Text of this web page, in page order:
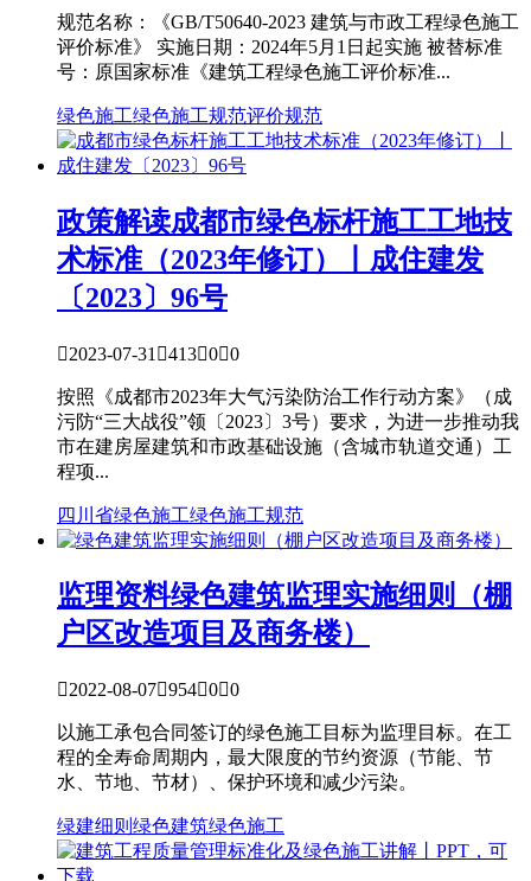
规范名称：《GB/T50640-2023 建筑与市政工程绿色施工
评价标准》 实施日期：2024年5月1日起实施 被替标准
号：原国家标准《建筑工程绿色施工评价标准...
绿色施工绿色施工规范评价规范
政策解读成都市绿色标杆施工工地技
术标准（2023年修订）丨成住建发
〔2023〕96号
2023-07-31 41300
按照《成都市2023年大气污染防治工作行动方案》（成
污防“三大战役”领〔2023〕3号）要求，为进一步推动我
市在建房屋建筑和市政基础设施（含城市轨道交通）工
程项...
四川省绿色施工绿色施工规范
监理资料绿色建筑监理实施细则（棚
户区改造项目及商务楼）
2022-08-0795400
以施工承包合同签订的绿色施工目标为监理目标。在工
程的全寿命周期内，最大限度的节约资源（节能、节
水、节地、节材）、保护环境和减少污染。
绿建细则 绿色建筑绿色施工